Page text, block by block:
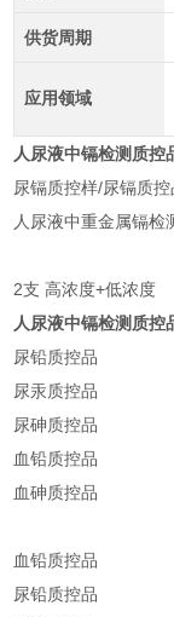
供货周期
应用领域
人尿液中镉检测质控
尿镉质控样/尿镉质控
人尿液中重金属镉检
2支 高浓度+低浓度
人尿液中镉检测质控
尿铅质控品
尿汞质控品
尿砷质控品
血铅质控品
血砷质控品
血铅质控品
尿铅质控品